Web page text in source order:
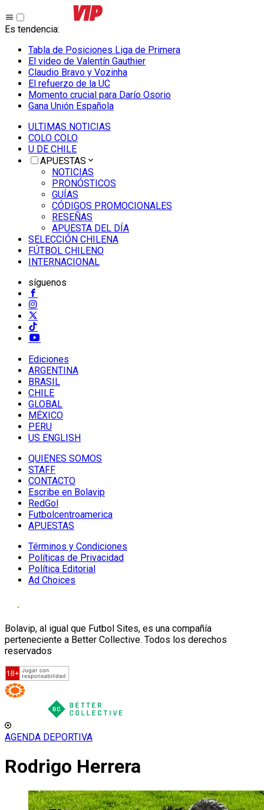
Es tendencia:
Tabla de Posiciones Liga de Primera
El video de Valentín Gauthier
Claudio Bravo y Vozinha
El refuerzo de la UC
Momento crucial para Darío Osorio
Gana Unión Española
ULTIMAS NOTICIAS
COLO COLO
U DE CHILE
APUESTAS
NOTICIAS
PRONÓSTICOS
GUÍAS
CÓDIGOS PROMOCIONALES
RESEÑAS
APUESTA DEL DÍA
SELECCIÓN CHILENA
FÚTBOL CHILENO
INTERNACIONAL
síguenos
Ediciones
ARGENTINA
BRASIL
CHILE
GLOBAL
MÉXICO
PERU
US ENGLISH
QUIENES SOMOS
STAFF
CONTACTO
Escribe en Bolavip
RedGol
Futbolcentroamerica
APUESTAS
Términos y Condiciones
Políticas de Privacidad
Política Editorial
Ad Choices
Bolavip, al igual que Futbol Sites, es una compañía
perteneciente a Better Collective. Todos los derechos
reservados
AGENDA DEPORTIVA
Rodrigo Herrera